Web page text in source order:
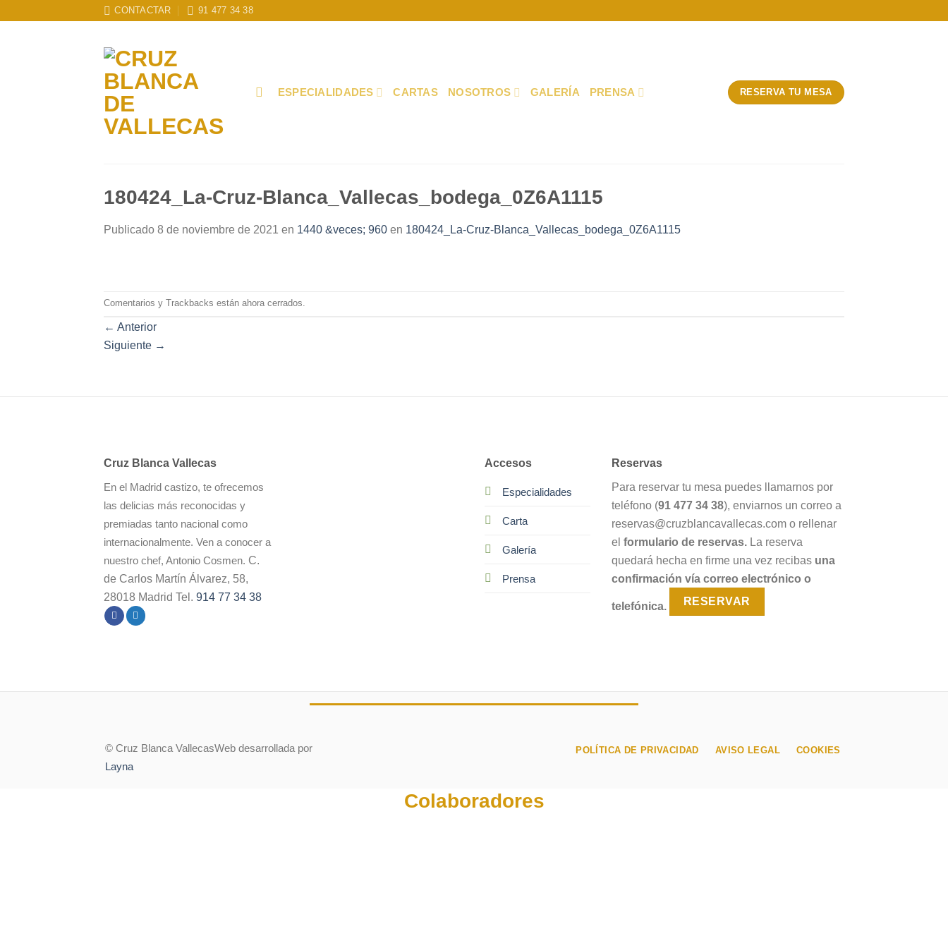
CONTACTAR 91 477 34 38
ESPECIALIDADES CARTAS NOSOTROS GALERÍA PRENSA RESERVA TU MESA
180424_La-Cruz-Blanca_Vallecas_bodega_0Z6A1115
Publicado 8 de noviembre de 2021 en 1440 &veces; 960 en 180424_La-Cruz-Blanca_Vallecas_bodega_0Z6A1115
Comentarios y Trackbacks están ahora cerrados.
← Anterior
Siguiente →
Cruz Blanca Vallecas
En el Madrid castizo, te ofrecemos
las delicias más reconocidas y
premiadas tanto nacional como
internacionalmente. Ven a conocer a
nuestro chef, Antonio Cosmen. C.
de Carlos Martín Álvarez, 58,
28018 Madrid Tel. 914 77 34 38
Accesos
Especialidades
Carta
Galería
Prensa
Reservas
Para reservar tu mesa puedes llamarnos por
teléfono (91 477 34 38), enviarnos un correo a
reservas@cruzblancavallecas.com o rellenar
el formulario de reservas. La reserva
quedará hecha en firme una vez recibas una
confirmación vía correo electrónico o
telefónica. RESERVAR
© Cruz Blanca VallecasWeb desarrollada por
Layna
POLÍTICA DE PRIVACIDAD AVISO LEGAL COOKIES
Colaboradores